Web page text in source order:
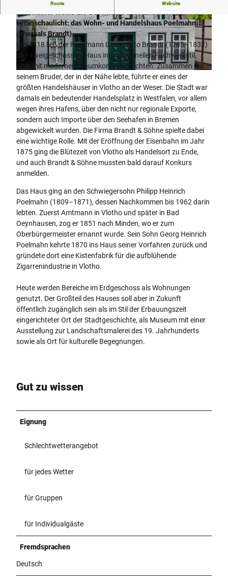
© Jürgen Finkhäuser | CC-BY-SA
© Jürgen Finkhäuser | CC-BY-SA © Jürgen Finkhäuser | CC-BY-SA
Route Website
veranschaulicht: das Wohn- und Handelshaus Poelmahn
(ehemals Brandt).
Um 1818 ließ der Kaufmann Georg Otto Brandt (1785–1832)
das zweigeschossige Haus im traditionellen Fachwerkstil,
aber mit modernem Raumkonzept errichten. Zusammen mit
seinem Bruder, der in der Nähe lebte, führte er eines der
größten Handelshäuser in Vlotho an der Weser. Die Stadt war
damals ein bedeutender Handelsplatz in Westfalen, vor allem
wegen ihres Hafens, über den nicht nur regionale Exporte,
sondern auch Importe über den Seehafen in Bremen
abgewickelt wurden. Die Firma Brandt & Söhne spielte dabei
eine wichtige Rolle. Mit der Eröffnung der Eisenbahn im Jahr
1875 ging die Blütezeit von Vlotho als Handelsort zu Ende,
und auch Brandt & Söhne mussten bald darauf Konkurs
anmelden.
Das Haus ging an den Schwiegersohn Philipp Heinrich
Poelmahn (1809–1871), dessen Nachkommen bis 1962 darin
lebten. Zuerst Amtmann in Vlotho und später in Bad
Oeynhausen, zog er 1851 nach Minden, wo er zum
Oberbürgermeister ernannt wurde. Sein Sohn Georg Heinrich
Poelmahn kehrte 1870 ins Haus seiner Vorfahren zurück und
gründete dort eine Kistenfabrik für die aufblühende
Zigarrenindustrie in Vlotho.
Heute werden Bereiche im Erdgeschoss als Wohnungen
genutzt. Der Großteil des Hauses soll aber in Zukunft
öffentlich zugänglich sein als im Stil der Erbauungszeit
eingerichteter Ort der Stadtgeschichte, als Museum mit einer
Ausstellung zur Landschaftsmalerei des 19. Jahrhunderts
sowie als Ort für kulturelle Begegnungen.
Gut zu wissen
Eignung
Schlechtwetterangebot
für jedes Wetter
für Gruppen
für Individualgäste
Fremdsprachen
Deutsch